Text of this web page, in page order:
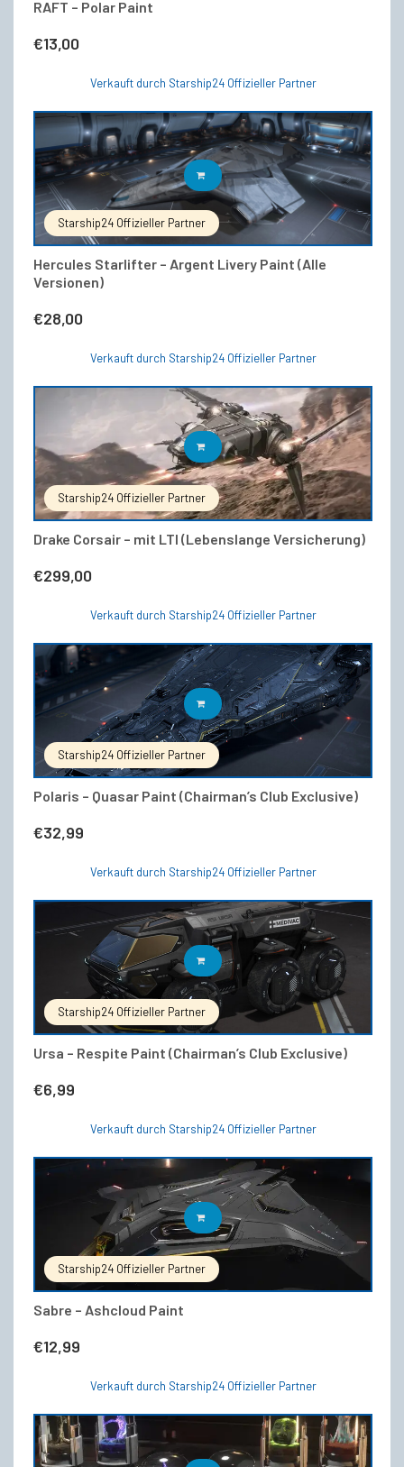
RAFT – Polar Paint
€13,00
Verkauft durch Starship24 Offizieller Partner
Starship24 Offizieller Partner
Hercules Starlifter – Argent Livery Paint (Alle
Versionen)
€28,00
IN DEN WARENKORB
Verkauft durch Starship24 Offizieller Partner
Starship24 Offizieller Partner
Drake Corsair – mit LTI (Lebenslange Versicherung)
€299,00
IN DEN WARENKORB
Verkauft durch Starship24 Offizieller Partner
Starship24 Offizieller Partner
Polaris – Quasar Paint (Chairman’s Club Exclusive)
€32,99
IN DEN WARENKORB
Verkauft durch Starship24 Offizieller Partner
Starship24 Offizieller Partner
Ursa – Respite Paint (Chairman’s Club Exclusive)
€6,99
IN DEN WARENKORB
Verkauft durch Starship24 Offizieller Partner
Starship24 Offizieller Partner
Sabre – Ashcloud Paint
€12,99
IN DEN WARENKORB
Verkauft durch Starship24 Offizieller Partner